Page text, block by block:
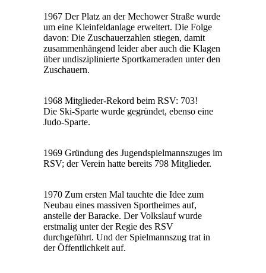
1967 Der Platz an der Mechower Straße wurde
um eine Kleinfeldanlage erweitert. Die Folge
davon: Die Zuschauerzahlen stiegen, damit
zusammenhängend leider aber auch die Klagen
über undisziplinierte Sportkameraden unter den
Zuschauern.
1968 Mitglieder-Rekord beim RSV: 703!
Die Ski-Sparte wurde gegründet, ebenso eine
Judo-Sparte.
1969 Gründung des Jugendspielmannszuges im
RSV; der Verein hatte bereits 798 Mitglieder.
1970 Zum ersten Mal tauchte die Idee zum
Neubau eines massiven Sportheimes auf,
anstelle der Baracke. Der Volkslauf wurde
erstmalig unter der Regie des RSV
durchgeführt. Und der Spielmannszug trat in
der Öffentlichkeit auf.